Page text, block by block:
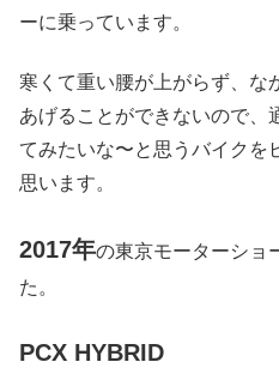
ーに乗っています。
寒くて重い腰が上がらず、な
あげることができないので、
てみたいな〜と思うバイクを
思います。
2017年の東京モーターショ
た。
PCX HYBRID